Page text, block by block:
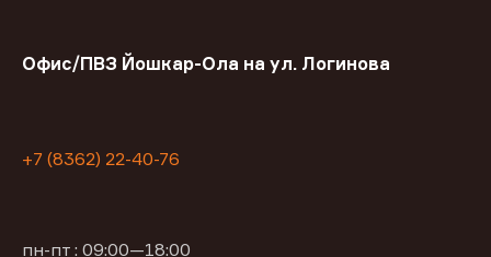
Офис/ПВЗ Йошкар-Ола на ул. Логинова
+7 (8362) 22-40-76
пн-пт : 09:00—18:00